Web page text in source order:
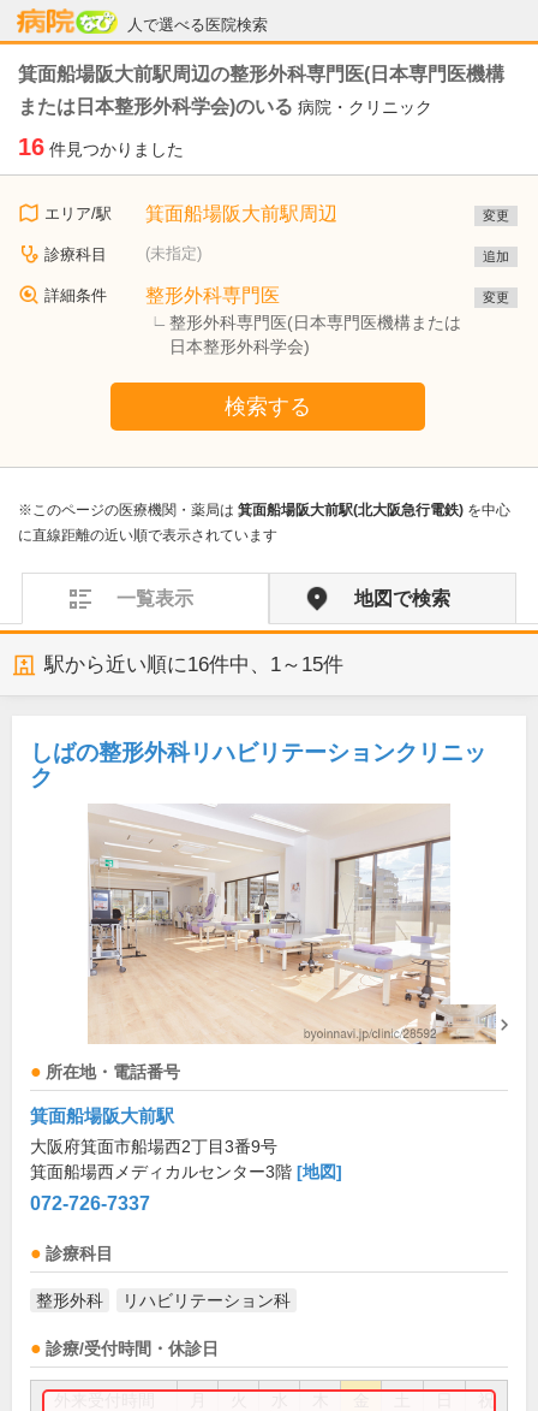
人で選べる医院検索
病院なび
箕面船場阪大前駅周辺の整形外科専門医(日本専門医機構
または日本整形外科学会)のいる 病院・クリニック
16 件見つかりました
エリア/駅 箕面船場阪大前駅周辺 変更
診療科目 (未指定) 追加
詳細条件 整形外科専門医
整形外科専門医(日本専門医機構または
日本整形外科学会)
変更
検索する
※このページの医療機関・薬局は 箕面船場阪大前駅(北大阪急行電鉄) を中心
に直線距離の近い順で表示されています
一覧表示 地図で検索
駅から近い順に16件中、 1～15件
しばの整形外科リハビリテーションクリニッ
ク
所在地・電話番号
箕面船場阪大前駅
大阪府箕面市船場西2丁目3番9号
箕面船場西メディカルセンター3階 [地図]
072-726-7337
診療科目
整形外科 リハビリテーション科
診療/受付時間・休診日
祝